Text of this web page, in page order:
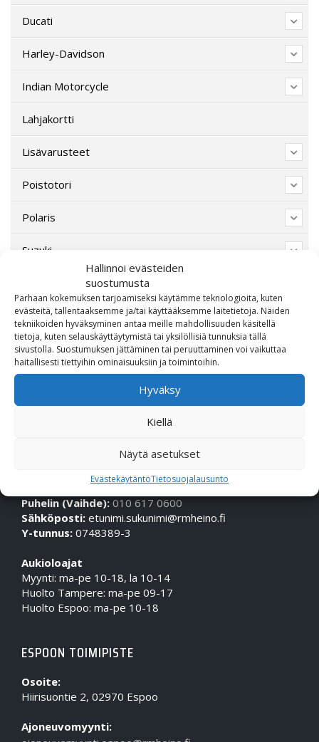
Hallinnoi evästeiden
suostumusta
Parhaan kokemuksen tarjoamiseksi käytämme teknologioita, kuten
evästeitä, tallentaaksemme ja/tai käyttääksemme laitetietoja. Näiden
tekniikoiden hyväksyminen antaa meille mahdollisuuden käsitellä
tietoja, kuten selauskäyttäytymistä tai yksilöllisiä tunnuksia tällä
sivustolla. Suostumuksen jättäminen tai peruuttaminen voi vaikuttaa
haitallisesti tiettyihin ominaisuuksiin ja toimintoihin.
Hyväksy
Kiellä
Näytä asetukset
EvästekäytäntöTietosuojalausunto
Ducati
Harley-Davidson
Indian Motorcycle
Lahjakortti
Lisävarusteet
Poistotori
Polaris
Suzuki
Varaosat/Sekalaiset
OTA MEIHIN YHTEYTTÄ!
Puhelin (Vaihde): 010 617 0600
Sähköposti: etunimi.sukunimi@rmheino.fi
Y-tunnus: 0748389-3
Aukioloajat
Myynti: ma-pe 10-18, la 10-14
Huolto Tampere: ma-pe 09-17
Huolto Espoo: ma-pe 10-18
ESPOON TOIMIPISTE
Osoite:
Hiirisuontie 2, 02970 Espoo
Ajoneuvomyynti: